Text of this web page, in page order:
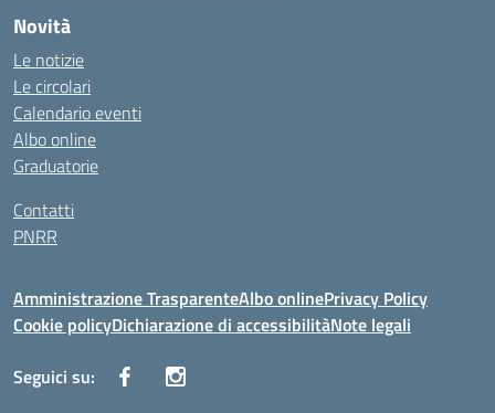
Novità
Le notizie
Le circolari
Calendario eventi
Albo online
Graduatorie
Contatti
PNRR
Amministrazione TrasparenteAlbo onlinePrivacy Policy
Cookie policyDichiarazione di accessibilitàNote legali
Seguici su: